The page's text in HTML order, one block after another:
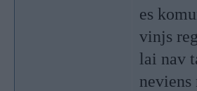
es
vinjs
lai nav
neviens